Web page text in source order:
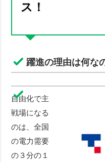
ス！
躍進の理由は何な
自由化で主
戦場になる
のは、全国
の電力需要
の３分の１